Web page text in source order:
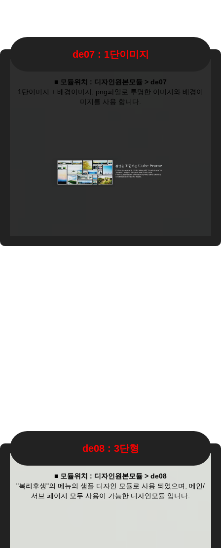
de07 : 1단이미지
■ 모듈위치 : 디자인원본모듈 > de07
1단이미지 + 배경이미지, png파일로 투명한 이미지와 배경이
미지를 사용 합니다.
de08 : 3단형
■ 모듈위치 : 디자인원본모듈 > de08
"복리후생"의 메뉴의 샘플 디자인 모듈로 사용 되었으며, 메인/
서브 페이지 모두 사용이 가능한 디자인모듈 입니다.